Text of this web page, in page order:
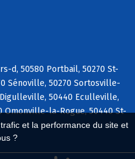
et la performance du site et
?
d, 50580 Portbail, 50270 St-
Sénoville, 50270 Sortosville-
50440 Eculleville,
Omonville-la-Rogue, 50440 St-